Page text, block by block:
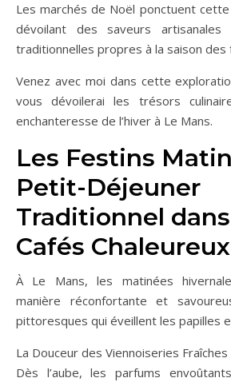
Les marchés de Noël ponctuent
dévoilant des saveurs
traditionnelles propres à la saison des
Venez avec moi dans cette
vous dévoilerai les trésors
enchanteresse de l’hiver à Le Mans.
Les Festins
Petit-Déjeuner
Traditionnel
Cafés Chaleureux
À Le Mans, les matinées
manière réconfortante et
pittoresques qui éveillent les papilles
La Douceur des Viennoiseries Fraîches
Dès l’aube, les parfums